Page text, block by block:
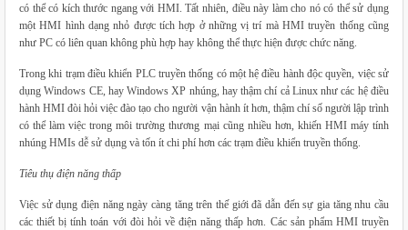
có thể có kích thước ngang với HMI. Tất nhiên, điều này làm cho nó có thể sử dụng
một HMI hình dạng nhỏ được tích hợp ở những vị trí mà HMI truyền thống cũng
như PC có liên quan không phù hợp hay không thể thực hiện được chức năng.
Trong khi trạm điều khiển PLC truyền thống có một hệ điều hành độc quyền, việc sử
dụng Windows CE, hay Windows XP nhúng, hay thậm chí cả Linux như các hệ điều
hành HMI đòi hỏi việc đào tạo cho người vận hành ít hơn, thậm chí số người lập trình
có thể làm việc trong môi trường thương mại cũng nhiều hơn, khiến HMI máy tính
nhúng HMIs dễ sử dụng và tốn ít chi phí hơn các trạm điều khiển truyền thống.
Tiêu thụ điện năng thấp
Việc sử dụng điện năng ngày càng tăng trên thế giới đã dẫn đến sự gia tăng nhu cầu
các thiết bị tính toán với đòi hỏi về điện năng thấp hơn. Các sản phẩm HMI truyền